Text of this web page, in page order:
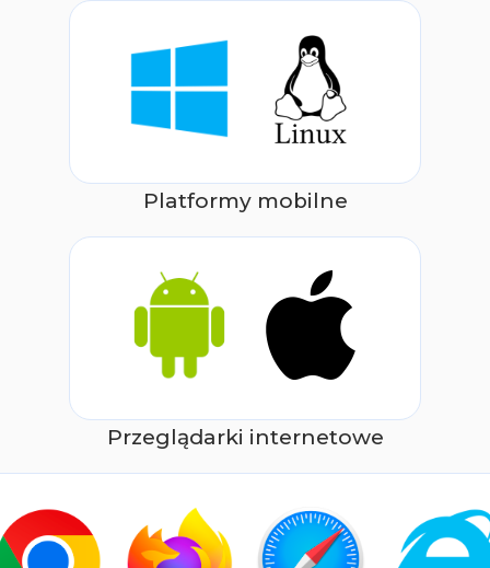
Platformy mobilne
Przeglądarki internetowe